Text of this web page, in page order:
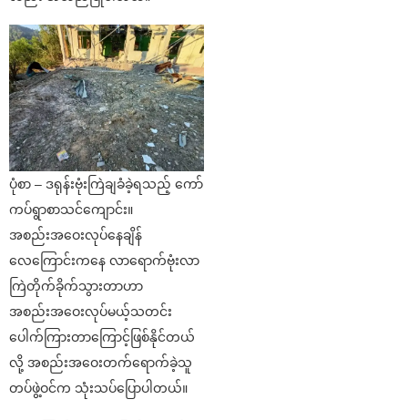
ပုံစာ – ဒရုန်းဗုံးကြဲချခံခဲ့ရသည့် ကော်
ကပ်ရွာစာသင်ကျောင်း။
အစည်းအဝေးလုပ်နေချိန်
လေကြောင်းကနေ လာရောက်ဗုံးလာ
ကြဲတိုက်ခိုက်သွားတာဟာ
အစည်းအဝေးလုပ်မယ့်သတင်း
ပေါက်ကြားတာကြောင့်ဖြစ်နိုင်တယ်
လို့ အစည်းအဝေးတက်ရောက်ခဲ့သူ
တပ်ဖွဲ့ဝင်က သုံးသပ်ပြောပါတယ်။